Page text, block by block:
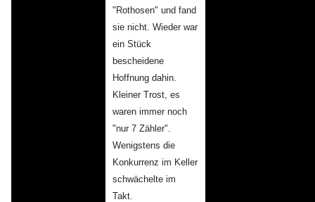
"Rothosen" und fand
sie nicht. Wieder war
ein Stück
bescheidene
Hoffnung dahin.
Kleiner Trost, es
waren immer noch
"nur 7 Zähler".
Wenigstens die
Konkurrenz im Keller
schwächelte im
Takt.